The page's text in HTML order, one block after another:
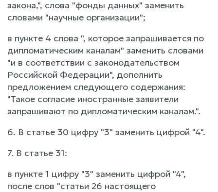
закона,", слова "фонды данных" заменить
словами "научные организации";
в пункте 4 слова ", которое запрашивается по
дипломатическим каналам" заменить словами
"и в соответствии с законодательством
Российской Федерации", дополнить
предложением следующего содержания:
"Такое согласие иностранные заявители
запрашивают по дипломатическим каналам.".
6. В статье 30 цифру "3" заменить цифрой "4".
7. В статье 31:
в пункте 1 цифру "3" заменить цифрой "4",
после слов "статьи 26 настоящего